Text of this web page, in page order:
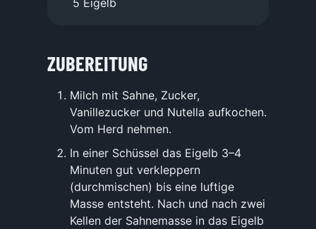
5 Eigelb
ZUBEREITUNG
Milch mit Sahne, Zucker,
Vanillezucker und Nutella aufkochen.
Vom Herd nehmen.
In einer Schüssel das Eigelb 3–4
Minuten gut verkleppern
(durchmischen) bis eine luftige
Masse entsteht. Nach und nach zwei
Kellen der Sahnemasse in das Eigelb